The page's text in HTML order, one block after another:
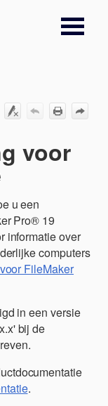
voor
u een
Pro® 19
informatie over
computers
FileMaker
in een versie
bij de
.